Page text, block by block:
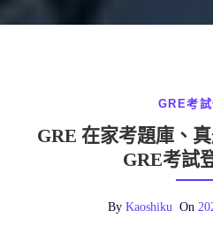
GRE考
GRE 在家考題庫、
GRE考試
By Kaoshiku On